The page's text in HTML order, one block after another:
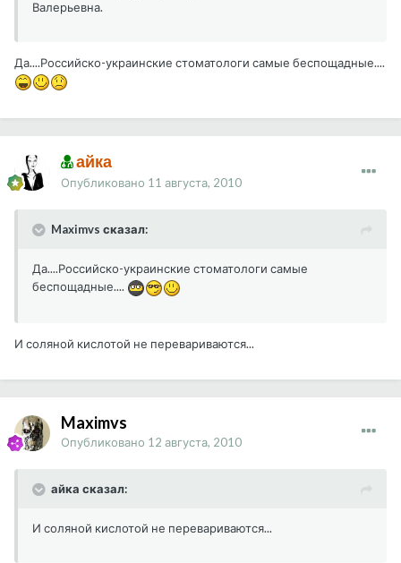
Валерьевна.
Да....Российско-украинские стоматологи самые беспощадные....
айка
Опубликовано 11 августа, 2010
Maximvs сказал:
Да....Российско-украинские стоматологи самые
беспощадные....
И соляной кислотой не перевариваются...
Maximvs
Опубликовано 12 августа, 2010
айка сказал:
И соляной кислотой не перевариваются...